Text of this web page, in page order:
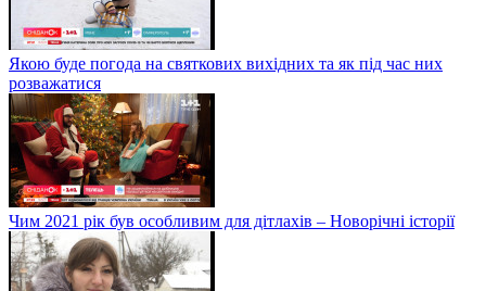
Якою буде погода на святкових вихідних та як під час них
розважатися
Чим 2021 рік був особливим для дітлахів – Новорічні історії